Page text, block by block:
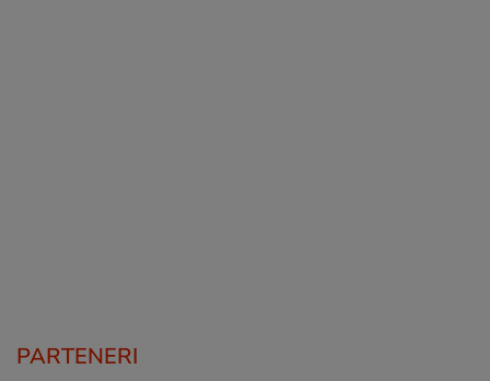
PARTENERI